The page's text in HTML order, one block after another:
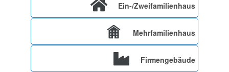
Ein-/Zweifamilienhaus
Mehrfamilienhaus
Firmengebäude